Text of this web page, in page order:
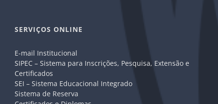
SERVIÇOS ONLINE
E-mail Institucional
SIPEC – Sistema para Inscrições, Pesquisa, Extensão e
Certificados
SEI – Sistema Educacional Integrado
Sistema de Reserva